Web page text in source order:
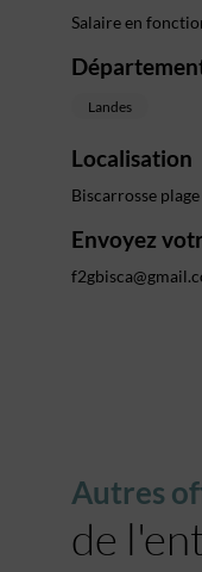
Salaire en
Landes
Localisation
Biscarrosse plage
Envoyez
Autres
de